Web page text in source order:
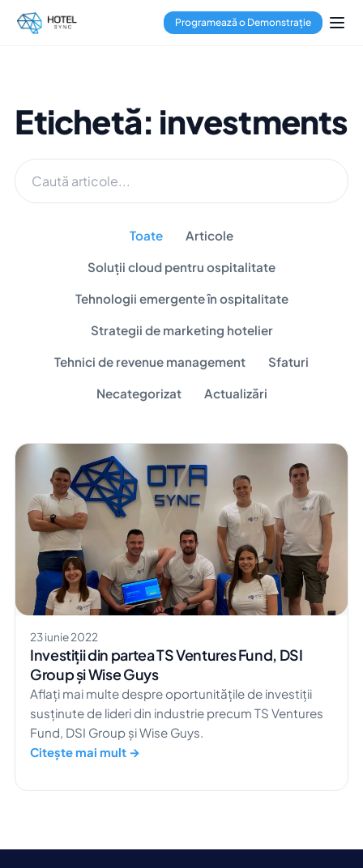
Programează o Demonstrație
Etichetă: investments
Toate Articole
Soluții cloud pentru ospitalitate
Tehnologii emergente în ospitalitate
Strategii de marketing hotelier
Tehnici de revenue management Sfaturi
Necategorizat Actualizări
23 iunie 2022
Investiții din partea TS Ventures Fund, DSI
Group și Wise Guys
Aflați mai multe despre oportunitățile de investiții
susținute de lideri din industrie precum TS Ventures
Fund, DSI Group și Wise Guys.
Citește mai mult →